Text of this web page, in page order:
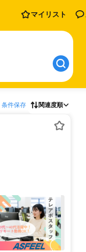
マイリスト
条件保存 関連度順